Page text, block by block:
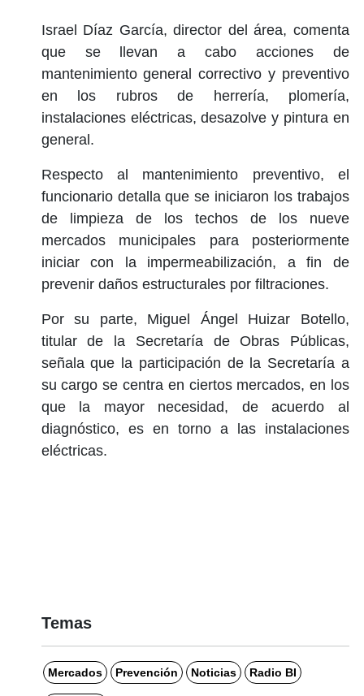
Israel Díaz García, director del área, comenta
que se llevan a cabo acciones de
mantenimiento general correctivo y preventivo
en los rubros de herrería, plomería,
instalaciones eléctricas, desazolve y pintura en
general.
Respecto al mantenimiento preventivo, el
funcionario detalla que se iniciaron los trabajos
de limpieza de los techos de los nueve
mercados municipales para posteriormente
iniciar con la impermeabilización, a fin de
prevenir daños estructurales por filtraciones.
Por su parte, Miguel Ángel Huizar Botello,
titular de la Secretaría de Obras Públicas,
señala que la participación de la Secretaría a
su cargo se centra en ciertos mercados, en los
que la mayor necesidad, de acuerdo al
diagnóstico, es en torno a las instalaciones
eléctricas.
Temas
Mercados Prevención Noticias Radio BI